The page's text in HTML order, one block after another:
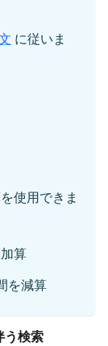
に従いま
使用できま
算
を減算
う検索